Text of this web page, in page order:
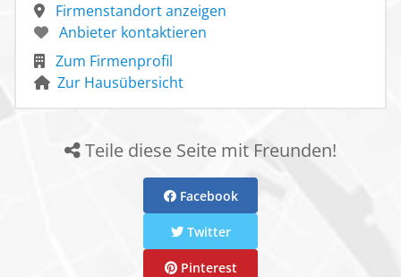
Firmenstandort anzeigen
Anbieter kontaktieren
Zum Firmenprofil
Zur Hausübersicht
Teile diese Seite mit Freunden!
Facebook
Twitter
Pinterest